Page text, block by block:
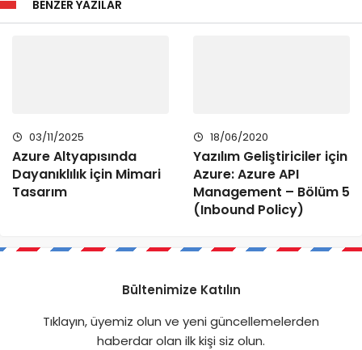
BENZER YAZILAR
03/11/2025
Azure Altyapısında
Dayanıklılık için Mimari
Tasarım
18/06/2020
Yazılım Geliştiriciler için
Azure: Azure API
Management – Bölüm 5
(Inbound Policy)
Bültenimize Katılın
Tıklayın, üyemiz olun ve yeni güncellemelerden
haberdar olan ilk kişi siz olun.